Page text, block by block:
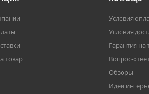
товар
Условия
Условия
Гарантия на
Вопрос-ответ
Обзоры
Идеи